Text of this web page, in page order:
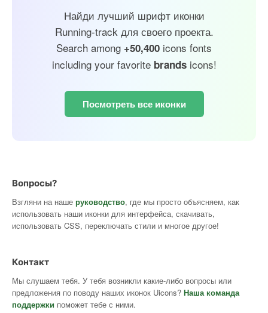
Найди лучший шрифт иконки
Running-track для своего проекта.
Search among +50,400 icons fonts
including your favorite brandsicons!
Посмотреть все иконки
Вопросы?
Взгляни на наше руководство, где мы просто объясняем, как
использовать наши иконки для интерфейса, скачивать,
использовать CSS, переключать стили и многое другое!
Контакт
Мы слушаем тебя. У тебя возникли какие-либо вопросы или
предложения по поводу наших иконок Uicons? Наша команда
поддержки поможет тебе с ними.